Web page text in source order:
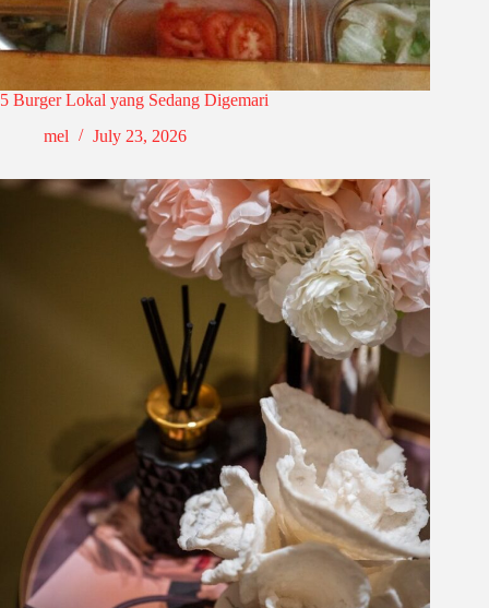
5 Burger Lokal yang Sedang Digemari
mel
July 23, 2026